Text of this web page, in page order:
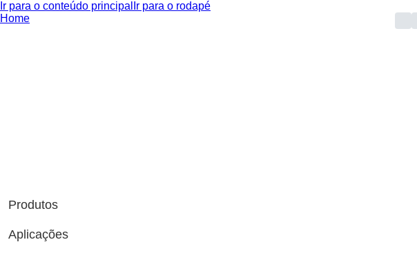
Ir para o conteúdo principal Ir para o rodapé
Home
Produtos
Aplicações